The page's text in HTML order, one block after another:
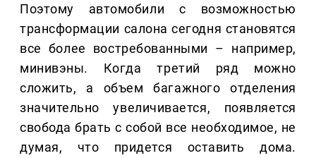
Поэтому автомобили с возможностью
трансформации салона сегодня становятся
все более востребованными – например,
минивэны. Когда третий ряд можно
сложить, а объем багажного отделения
значительно увеличивается, появляется
свобода брать с собой все необходимое, не
думая, что придется оставить дома.